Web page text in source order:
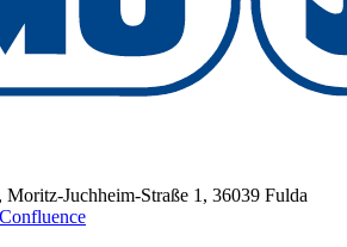
Juchheim-Straße 1, 36039 Fulda